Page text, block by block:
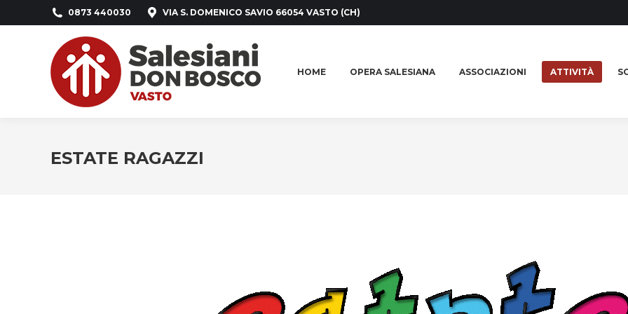
0873 440030 VIA S. DOMENICO SAVIO 66054 VASTO (CH)
HOME OPERA SALESIANA ASSOCIAZIONI ATTIVITÀ
ESTATE RAGAZZI